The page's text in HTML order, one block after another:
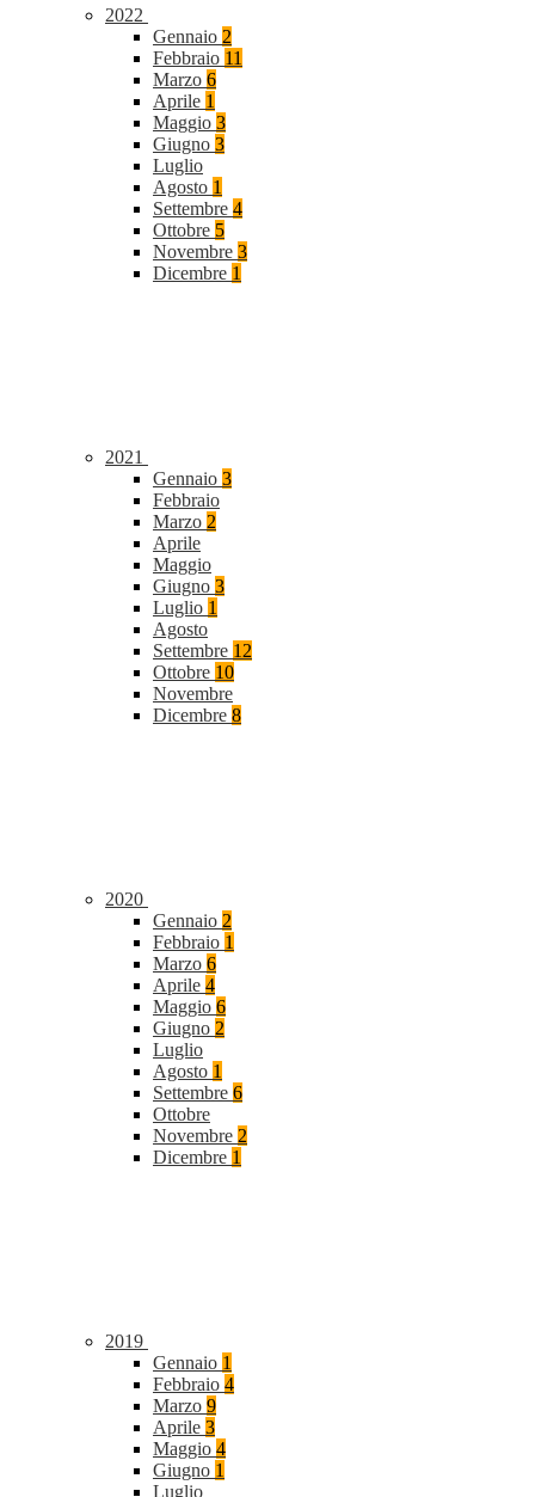
2022
Gennaio 2
Febbraio 11
Marzo 6
Aprile 1
Maggio 3
Giugno 3
Luglio
Agosto 1
Settembre 4
Ottobre 5
Novembre 3
Dicembre 1
2021
Gennaio 3
Febbraio
Marzo 2
Aprile
Maggio
Giugno 3
Luglio 1
Agosto
Settembre 12
Ottobre 10
Novembre
Dicembre 8
2020
Gennaio 2
Febbraio 1
Marzo 6
Aprile 4
Maggio 6
Giugno 2
Luglio
Agosto 1
Settembre 6
Ottobre
Novembre 2
Dicembre 1
2019
Gennaio 1
Febbraio 4
Marzo 9
Aprile 3
Maggio 4
Giugno 1
Luglio